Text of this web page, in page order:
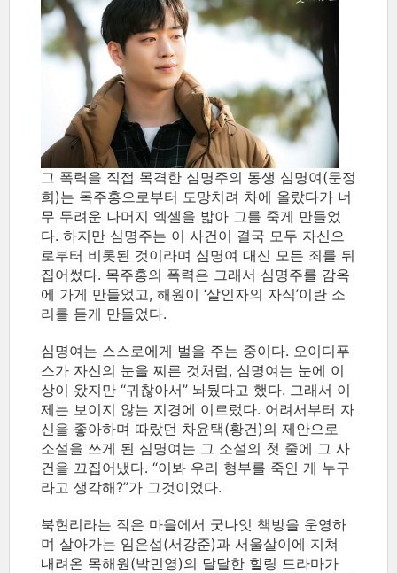
그 폭력을 직접 목격한 심명주의 동생 심명여(문정
희)는 목주홍으로부터 도망치려 차에 올랐다가 너
무 두려운 나머지 엑셀을 밟아 그를 죽게 만들었
다. 하지만 심명주는 이 사건이 결국 모두 자신으
로부터 비롯된 것이라며 심명여 대신 모든 죄를 뒤
집어썼다. 목주홍의 폭력은 그래서 심명주를 감옥
에 가게 만들었고, 해원이 ‘살인자의 자식’이란 소
리를 듣게 만들었다.
심명여는 스스로에게 벌을 주는 중이다. 오이디푸
스가 자신의 눈을 찌른 것처럼, 심명여는 눈에 이
상이 왔지만 “귀찮아서” 놔뒀다고 했다. 그래서 이
제는 보이지 않는 지경에 이르렀다. 어려서부터 자
신을 좋아하며 따랐던 차윤택(황건)의 제안으로
소설을 쓰게 된 심명여는 그 소설의 첫 줄에 그 사
건을 끄집어냈다. “이봐 우리 형부를 죽인 게 누구
라고 생각해?”가 그것이었다.
북현리라는 작은 마을에서 굿나잇 책방을 운영하
며 살아가는 임은섭(서강준)과 서울살이에 지쳐
내려온 목해원(박민영)의 달달한 힐링 드라마가